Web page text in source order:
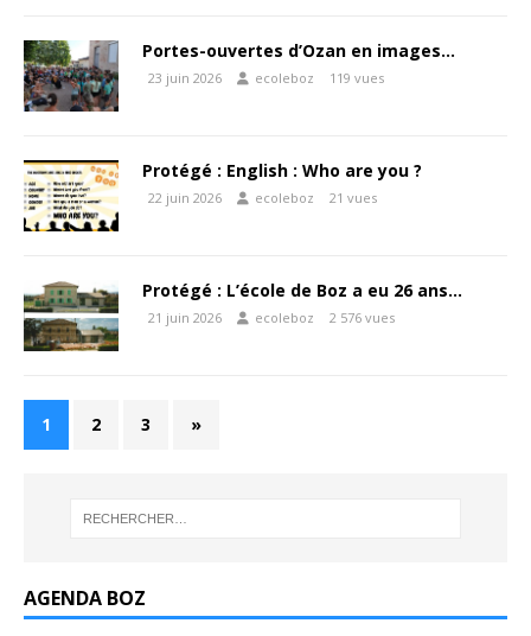
Portes-ouvertes d’Ozan en images…
23 juin 2026 ecoleboz 119 vues
Protégé : English : Who are you ?
22 juin 2026 ecoleboz 21 vues
Protégé : L’école de Boz a eu 26 ans…
21 juin 2026 ecoleboz 2 576 vues
1 2 3 »
AGENDA BOZ